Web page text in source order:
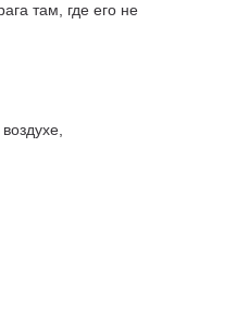
там, где его не